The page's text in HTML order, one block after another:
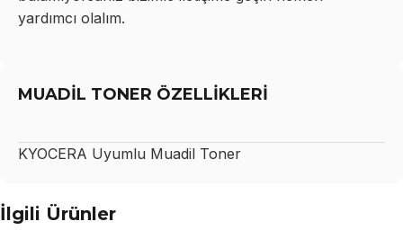
yardımcı olalım.
MUADİL TONER ÖZELLİKLERİ
KYOCERA Uyumlu Muadil Toner
İlgili Ürünler